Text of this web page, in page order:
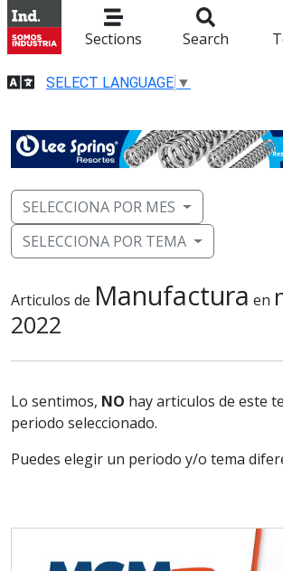
Sections Search
SELECT LANGUAGE ▼
SELECCIONA POR MES
SELECCIONA POR TEMA
Articulos de Manufactura en
2022
Lo sentimos, NO hay articulos de este
periodo seleccionado.
Puedes elegir un periodo y/o tema